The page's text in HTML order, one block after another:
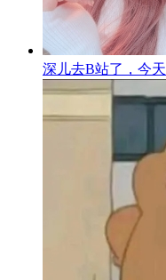
深儿去B站了，今